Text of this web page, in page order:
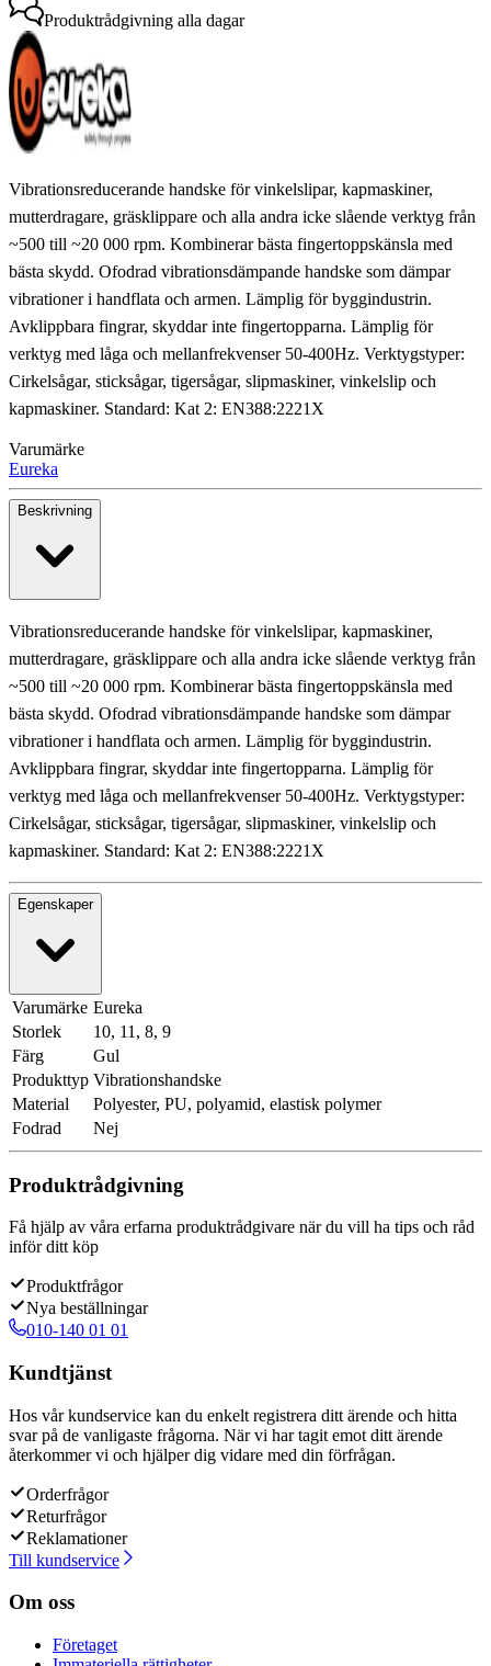
Produktrådgivning alla dagar
Vibrationsreducerande handske för vinkelslipar, kapmaskiner,
mutterdragare, gräsklippare och alla andra icke slående verktyg från
~500 till ~20 000 rpm. Kombinerar bästa fingertoppskänsla med
bästa skydd. Ofodrad vibrationsdämpande handske som dämpar
vibrationer i handflata och armen. Lämplig för byggindustrin.
Avklippbara fingrar, skyddar inte fingertopparna. Lämplig för
verktyg med låga och mellanfrekvenser 50-400Hz. Verktygstyper:
Cirkelsågar, sticksågar, tigersågar, slipmaskiner, vinkelslip och
kapmaskiner. Standard: Kat 2: EN388:2221X
Varumärke
Eureka
Beskrivning
Vibrationsreducerande handske för vinkelslipar, kapmaskiner,
mutterdragare, gräsklippare och alla andra icke slående verktyg från
~500 till ~20 000 rpm. Kombinerar bästa fingertoppskänsla med
bästa skydd. Ofodrad vibrationsdämpande handske som dämpar
vibrationer i handflata och armen. Lämplig för byggindustrin.
Avklippbara fingrar, skyddar inte fingertopparna. Lämplig för
verktyg med låga och mellanfrekvenser 50-400Hz. Verktygstyper:
Cirkelsågar, sticksågar, tigersågar, slipmaskiner, vinkelslip och
kapmaskiner. Standard: Kat 2: EN388:2221X
Egenskaper
Varumärke Eureka
Storlek
10, 11, 8, 9
Färg
Gul
Produkttyp Vibrationshandske
Material
Polyester, PU, polyamid, elastisk polymer
Fodrad
Nej
Produktrådgivning
Få hjälp av våra erfarna produktrådgivare när du vill ha tips och råd
inför ditt köp
Produktfrågor
Nya beställningar
010-140 01 01
Kundtjänst
Hos vår kundservice kan du enkelt registrera ditt ärende och hitta
svar på de vanligaste frågorna. När vi har tagit emot ditt ärende
återkommer vi och hjälper dig vidare med din förfrågan.
Orderfrågor
Returfrågor
Reklamationer
Till kundservice
Om oss
Företaget